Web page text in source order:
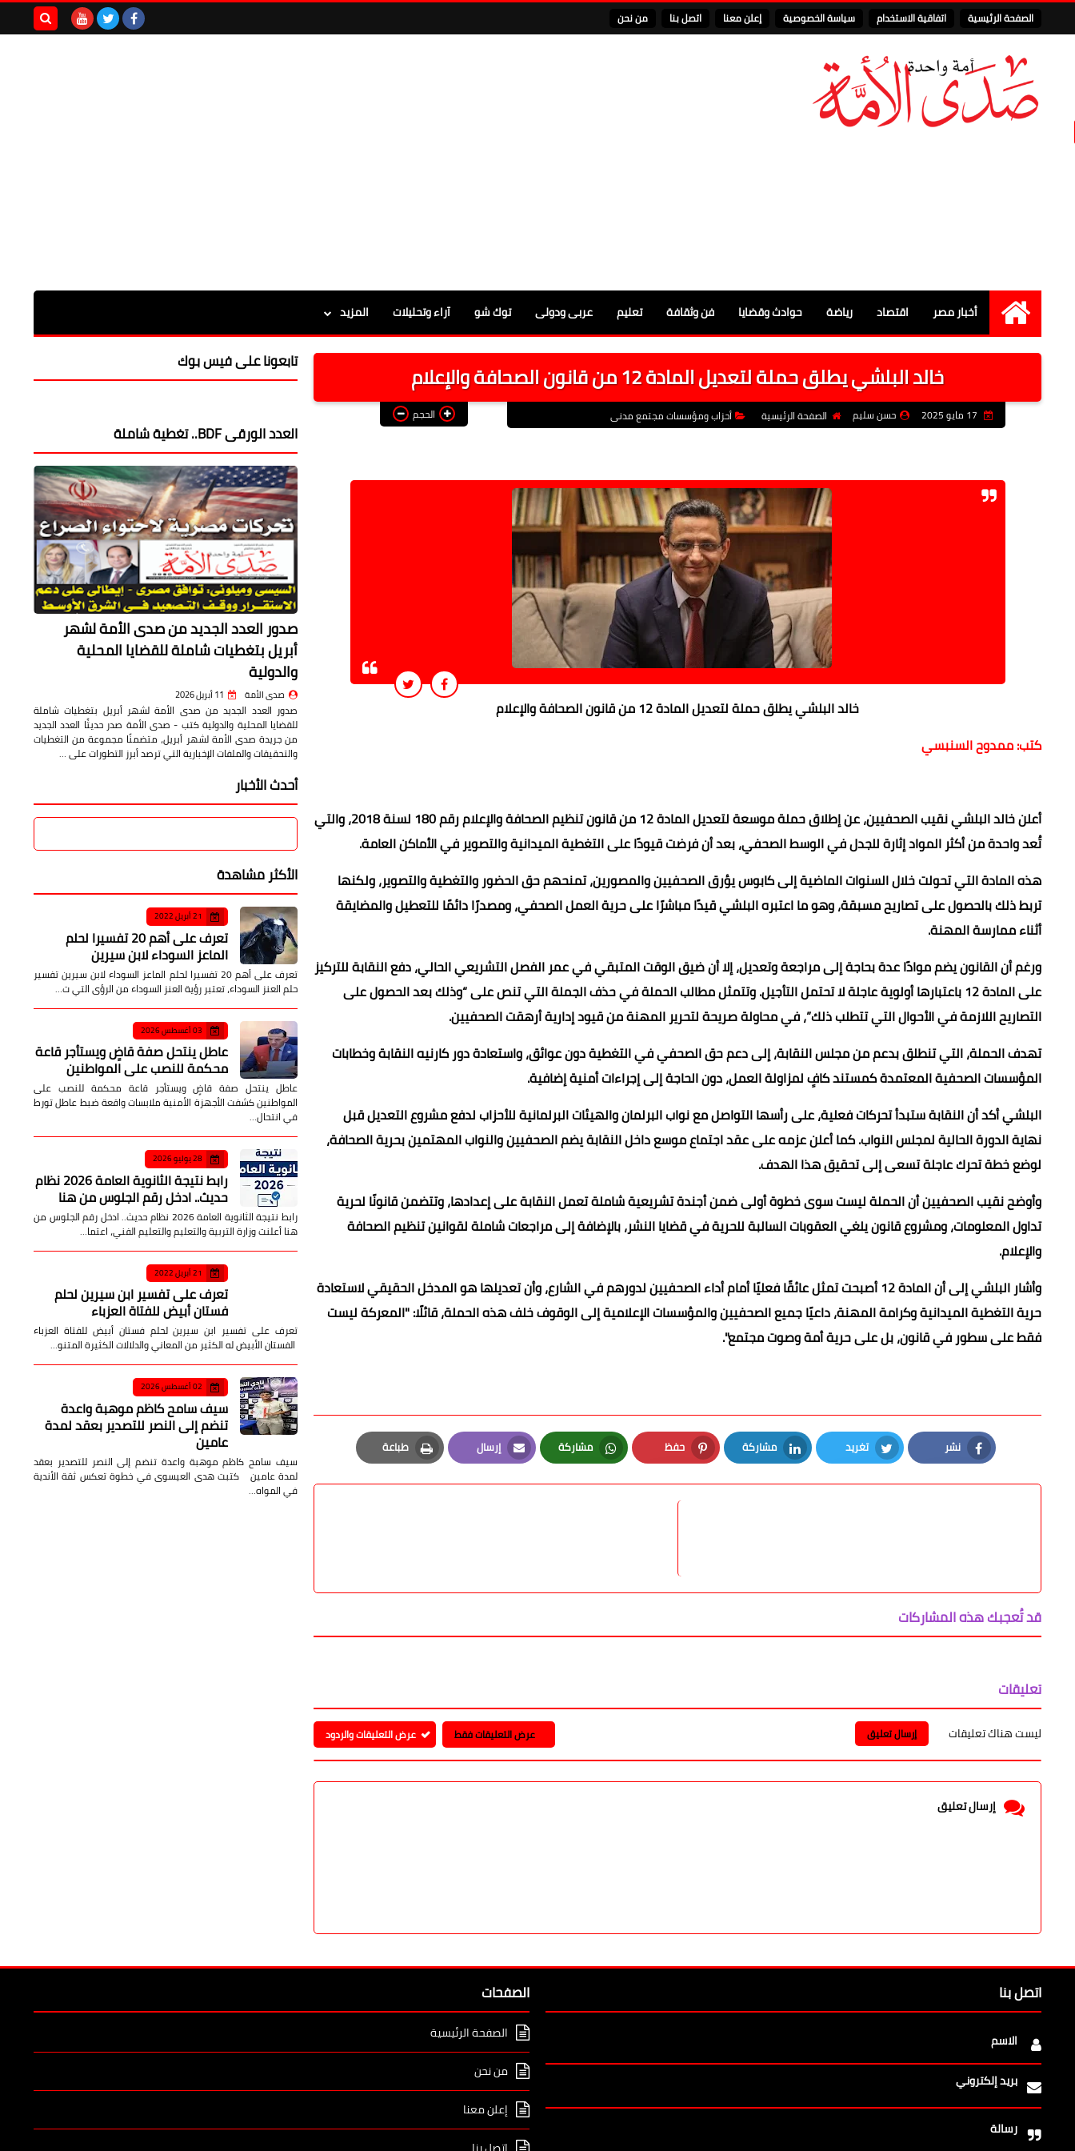
الصفحة الرئيسية اتفاقية الاستخدام سياسة الخصوصية إعلن معنا اتصل بنا من نحن
الرئيسية
أخبار مصر اقتصاد رياضة حوادث وقضايا فن وثقافة تعليم عربى ودولى توك شو آراء وتحليلات المزيد
خالد البلشي يطلق حملة لتعديل المادة 12 من قانون الصحافة والإعلام
حسن سليم الصفحة الرئيسية أحزاب ومؤسسات مجتمع مدنى الحجم
خالد البلشي يطلق حملة لتعديل المادة 12 من قانون الصحافة والإعلام
كتب: ممدوح السنبسي
أعلن خالد البلشي نقيب الصحفيين، عن إطلاق حملة موسعة لتعديل المادة 12 من قانون تنظيم الصحافة والإعلام رقم 180 لسنة 2018، والتي
تُعد واحدة من أكثر المواد إثارة للجدل في الوسط الصحفي، بعد أن فرضت قيودًا على التغطية الميدانية والتصوير في الأماكن العامة.
هذه المادة التي تحولت خلال السنوات الماضية إلى كابوس يؤرق الصحفيين والمصورين، تمنحهم حق الحضور والتغطية والتصوير، ولكنها
تربط ذلك بالحصول على تصاريح مسبقة، وهو ما اعتبره البلشي قيدًا مباشرًا على حرية العمل الصحفي، ومصدرًا دائمًا للتعطيل والمضايقة
أثناء ممارسة المهنة.
ورغم أن القانون يضم موادًا عدة بحاجة إلى مراجعة وتعديل، إلا أن ضيق الوقت المتبقي في عمر الفصل التشريعي الحالي، دفع النقابة للتركيز
على المادة 12 باعتبارها أولوية عاجلة لا تحتمل التأجيل. وتتمثل مطالب الحملة في حذف الجملة التي تنص على “وذلك بعد الحصول على
التصاريح اللازمة في الأحوال التي تتطلب ذلك”، في محاولة صريحة لتحرير المهنة من قيود إدارية أرهقت الصحفيين.
تهدف الحملة، التي تنطلق بدعم من مجلس النقابة، إلى دعم حق الصحفي في التغطية دون عوائق، واستعادة دور كارنيه النقابة وخطابات
المؤسسات الصحفية المعتمدة كمستند كافٍ لمزاولة العمل، دون الحاجة إلى إجراءات أمنية إضافية.
البلشي أكد أن النقابة ستبدأ تحركات فعلية، على رأسها التواصل مع نواب البرلمان والهيئات البرلمانية للأحزاب لدفع مشروع التعديل قبل
نهاية الدورة الحالية لمجلس النواب. كما أعلن عزمه على عقد اجتماع موسع داخل النقابة يضم الصحفيين والنواب المهتمين بحرية الصحافة،
لوضع خطة تحرك عاجلة تسعى إلى تحقيق هذا الهدف.
وأوضح نقيب الصحفيين أن الحملة ليست سوى خطوة أولى ضمن أجندة تشريعية شاملة تعمل النقابة على إعدادها، وتتضمن قانونًا لحرية
تداول المعلومات، ومشروع قانون يلغي العقوبات السالبة للحرية في قضايا النشر، بالإضافة إلى مراجعات شاملة لقوانين تنظيم الصحافة
والإعلام.
وأشار البلشي إلى أن المادة 12 أصبحت تمثل عائقًا فعليًا أمام أداء الصحفيين لدورهم في الشارع، وأن تعديلها هو المدخل الحقيقي لاستعادة
حرية التغطية الميدانية وكرامة المهنة، داعيًا جميع الصحفيين والمؤسسات الإعلامية إلى الوقوف خلف هذه الحملة، قائلًا: "المعركة ليست
فقط على سطور في قانون، بل على حرية أمة وصوت مجتمع".
نشر
Facebook
تغريد
Twitter
مشاركة
LinkedIn
حفظ
Pinterest
مشاركة
Whatsapp
إرسال
Email
طباعة
Print
قد تُعجبك هذه المشاركات
تعليقات
ليست هناك تعليقات إرسال تعليق عرض التعليقات فقط عرض التعليقات والردود
إرسال تعليق
تابعونا على فيس بوك
العدد الورقى BDF.. تغطية شاملة
صدور العدد الجديد من صدى الأمة لشهر
أبريل بتغطيات شاملة للقضايا المحلية
والدولية
صدى الأمة 11 أبريل 2026
صدور العدد الجديد من صدى الأمة لشهر أبريل بتغطيات شاملة
للقضايا المحلية والدولية كتب - صدى الأمة صدر حديثًا العدد الجديد
من جريدة صدى الأمة لشهر أبريل، متضمنًا مجموعة من التغطيات
والتحقيقات والملفات الإخبارية التي ترصد أبرز التطورات على …
أحدث الأخبار
الأكثر مشاهدة
21 أبريل 2022
تعرف على أهم 20 تفسيرا لحلم
الماعز السوداء لابن سيرين
تعرف على أهم 20 تفسيرا لحلم الماعز السوداء لابن سيرين تفسير
حلم العنز السوداء، تعتبر رؤية العنز السوداء من الرؤى التي ت…
03 أغسطس 2026
عاطل ينتحل صفة قاضٍ ويستأجر قاعة
محكمة للنصب على المواطنين
عاطل ينتحل صفة قاضٍ ويستأجر قاعة محكمة للنصب على
المواطنين كشفت الأجهزة الأمنية ملابسات واقعة ضبط عاطل تورط
في انتحال…
28 يوليو 2026
رابط نتيجة الثانوية العامة 2026 نظام
حديث.. ادخل رقم الجلوس من هنا
رابط نتيجة الثانوية العامة 2026 نظام حديث.. ادخل رقم الجلوس من
هنا أعلنت وزارة التربية والتعليم والتعليم الفني، اعتما…
21 أبريل 2022
تعرف على تفسير ابن سيرين لحلم
فستان أبيض للفتاة العزباء
تعرف على تفسير ابن سيرين لحلم فستان أبيض للفتاة العزباء
الفستان الأبيض له الكثير من المعاني والدلالات الكثيرة المتنو…
02 أغسطس 2026
سيف سامح كاظم موهبة واعدة
تنضم إلى النصر للتصدير بعقد لمدة
عامين
سيف سامح كاظم موهبة واعدة تنضم إلى النصر للتصدير بعقد
لمدة عامين كتبت هدى العيسوى في خطوة تعكس ثقة الأندية
في المواه…
اتصل بنا
الاسم
بريد إلكتروني
رسالة
الصفحات
الصفحة الرئيسية
من نحن
إعلن معنا